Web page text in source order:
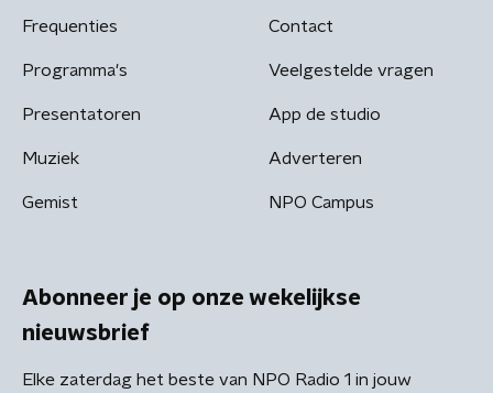
Frequenties
Programma's
Presentatoren
Muziek
Gemist
Contact
Veelgestelde vragen
App de studio
Adverteren
NPO Campus
Abonneer je op onze wekelijkse
nieuwsbrief
Elke zaterdag het beste van NPO Radio 1 in jouw